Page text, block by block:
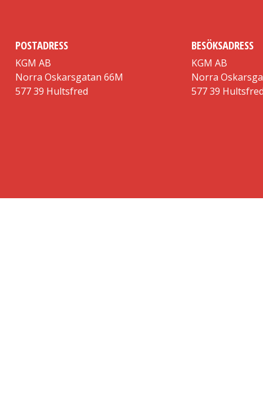
POSTADRESS
KGM AB
Norra Oskarsgatan 66M
577 39 Hultsfred
BESÖKSADRESS
KGM AB
Norra
577 39